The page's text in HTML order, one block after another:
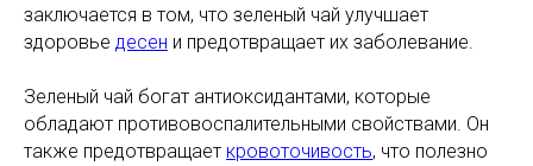
заключается в том, что зеленый чай улучшает
здоровье десен и предотвращает их заболевание.
Зеленый чай богат антиоксидантами, которые
обладают противовоспалительными свойствами. Он
также предотвращает кровоточивость, что полезно